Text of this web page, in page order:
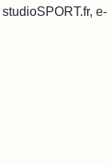
studioSPORT.fr, e-